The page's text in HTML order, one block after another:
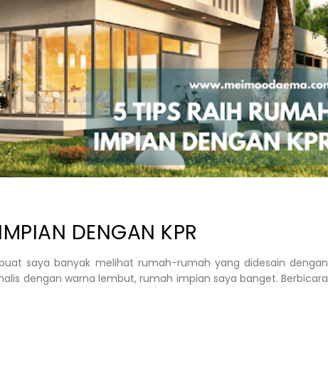
DENGAN KPR
saya banyak melihat rumah-rumah yang didesain dengan
dengan warna lembut, rumah impian saya banget. Berbicara